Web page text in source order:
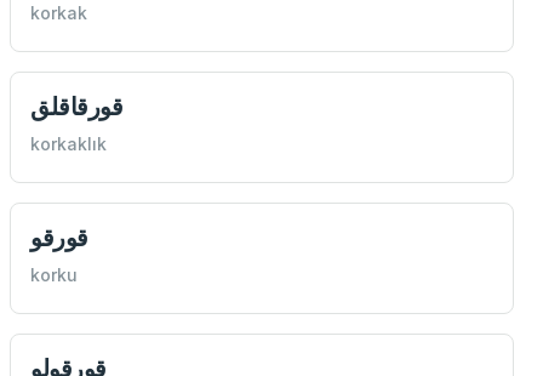
korkak
قورقاقلق
korkaklık
قورقو
korku
قورقولو